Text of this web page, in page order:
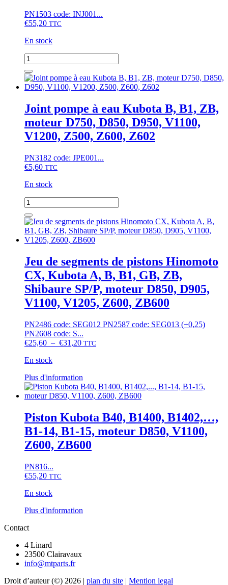
PN1503 code: INJ001...
€55,20 TTC
En stock
quantité
de
Injecteur
Kubota
B1,
L,
XB,
moteur
D750...
Joint pompe à eau Kubota B, B1, ZB,
moteur D750, D850, D950, V1100,
V1200, Z500, Z600, Z602
PN3182 code: JPE001...
€5,60 TTC
En stock
quantité
de
Joint
pompe
à
Kubota
B,
B1,
ZB,
moteur
D750,
D850,
D950,
V1100,
V1200,
Z500,
Z600,
Z602
Jeu de segments de pistons Hinomoto
CX, Kubota A, B, B1, GB, ZB,
Shibaure SP/P, moteur D850, D905,
V1100, V1205, Z600, ZB600
PN2486 code: SEG012 PN2587 code: SEG013 (+0,25)
PN2608 code: S...
€25,60 – €31,20Plage
à
€31,20
TTC
En stock
Plus d'information
produit
a
variations.
Les
options
peuvent
être
Piston Kubota B40, B1400, B1402,…,
B1-14, B1-15, moteur D850, V1100,
Z600, ZB600
PN816...
€55,20 TTC
En stock
Plus d'information
être
Contact
4 Linard
23500 Clairavaux
info@mtparts.fr
Droit d’auteur (©) 2026 | plan du site | Mention legal